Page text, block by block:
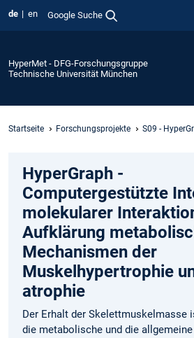
de en Google Suche
HyperMet - DFG-Forschungsgruppe
Technische Universität München
Startseite Forschungsprojekte S09 -
HyperGraph -
Computergestützte
molekularer
Aufklärung
Mechanismen der
Muskelhypertrophie
atrophie
Der Erhalt der Skelettmuskelmasse
die metabolische und die